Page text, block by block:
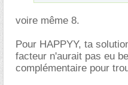
voire même 8.
Pour HAPPYY, ta
facteur n'aurait pas eu
complémentaire pour